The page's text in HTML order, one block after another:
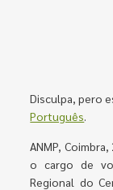
Disculpa, pero
Português.
ANMP,
o cargo de
Regional do